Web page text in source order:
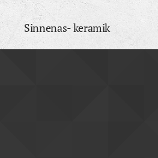
Sinnenas- keramik